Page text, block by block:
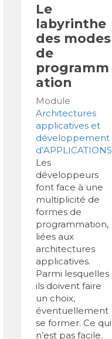
Le
labyrinthe
des modes
de
programm
ation
Module
Architectures
applicatives et
développement
d’APPLICATIONS
Les
développeurs
font face à une
multiplicité de
formes de
programmation,
liées aux
architectures
applicatives.
Parmi lesquelles
ils doivent faire
un choix,
éventuellement
se former. Ce qui
n’est pas facile.